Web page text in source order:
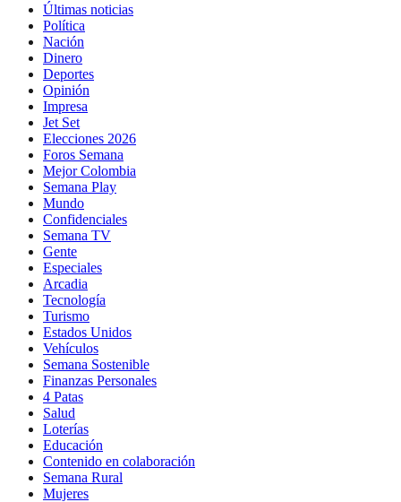
Últimas noticias
Política
Nación
Dinero
Deportes
Opinión
Impresa
Jet Set
Elecciones 2026
Foros Semana
Mejor Colombia
Semana Play
Mundo
Confidenciales
Semana TV
Gente
Especiales
Arcadia
Tecnología
Turismo
Estados Unidos
Vehículos
Semana Sostenible
Finanzas Personales
4 Patas
Salud
Loterías
Educación
Contenido en colaboración
Semana Rural
Mujeres